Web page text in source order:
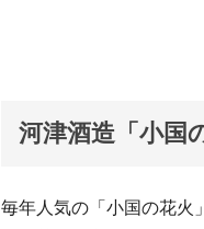
河津酒造「小国
毎年人気の「小国の花火